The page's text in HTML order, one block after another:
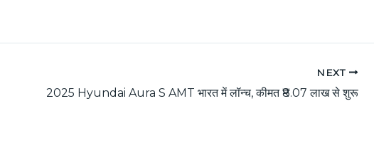
NEXT
2025 Hyundai Aura S AMT भारत में लॉन्च, कीमत ₹8.07 लाख से शुरू